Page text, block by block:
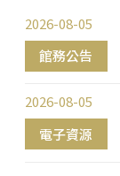
館務公告
2026-08-05
電子資源
2026-08-05